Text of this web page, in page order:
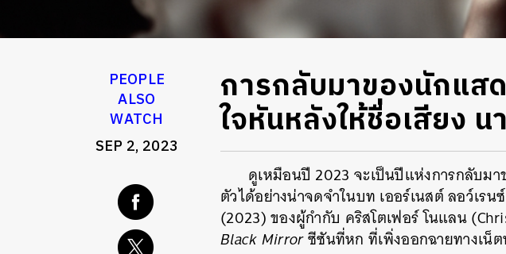
PEOPLE
ALSO
WATCH
SEP 2, 2023
การกลับมาของนักแ
ใจหันหลังให้ชื่อเสียง
ดูเหมือนปี 2023 จะเป็นปีแห่งการกลับม
ตัวได้อย่างน่าจดจำในบท เออร์เนสต์ ลอว์เร
(2023) ของผู้กำกับ คริสโตเฟอร์ โนแลน
Black Mirrorซีซันที่หก ที่เพิ่งออกฉายทางเน็